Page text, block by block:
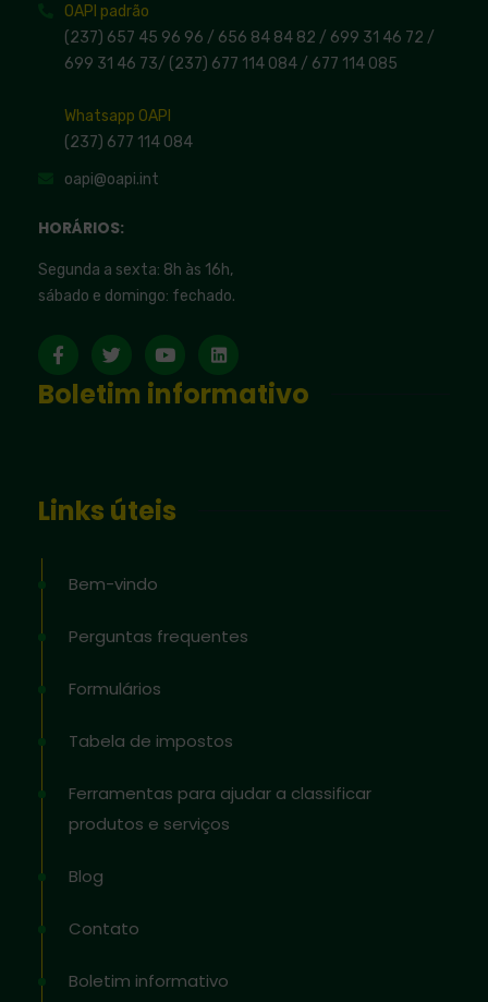
OAPI padrão
(237) 657 45 96 96 / 656 84 84 82 / 699 31 46 72 /
699 31 46 73/ (237) 677 114 084 / 677 114 085
Whatsapp OAPI
(237) 677 114 084
oapi@oapi.int
HORÁRIOS:
Segunda a sexta: 8h às 16h,
sábado e domingo: fechado.
Boletim informativo
Links úteis
Bem-vindo
Perguntas frequentes
Formulários
Tabela de impostos
Ferramentas para ajudar a classificar
produtos e serviços
Blog
Contato
Boletim informativo